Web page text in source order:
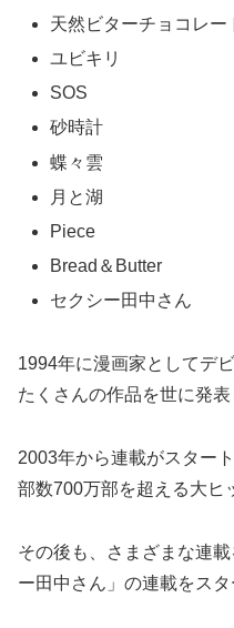
天然ビターチョコレー
ユビキリ
SOS
砂時計
蝶々雲
月と湖
Piece
Bread＆Butter
セクシー田中さん
1994年に漫画家としてデ
たくさんの作品を世に発表
2003年から連載がスター
部数700万部を超える大ヒ
その後も、さまざまな連
ー田中さん」の連載をスタ